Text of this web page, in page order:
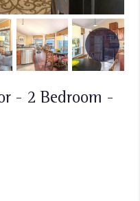
- 2 Bedroom -